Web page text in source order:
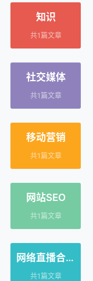
知识
共1篇文章
社交媒体
共1篇文章
移动营销
共1篇文章
网站SEO
共1篇文章
网络直播合作
协议
共1篇文章